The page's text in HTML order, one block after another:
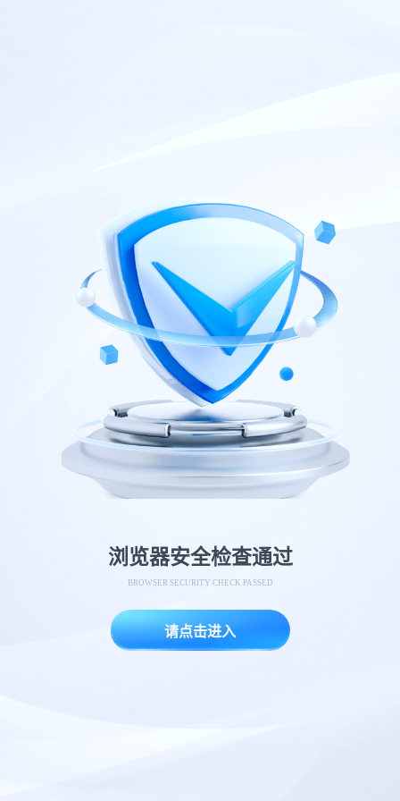
浏览器安全检查通过
BROWSER SECURITY CHECK PASSED
请点击进入